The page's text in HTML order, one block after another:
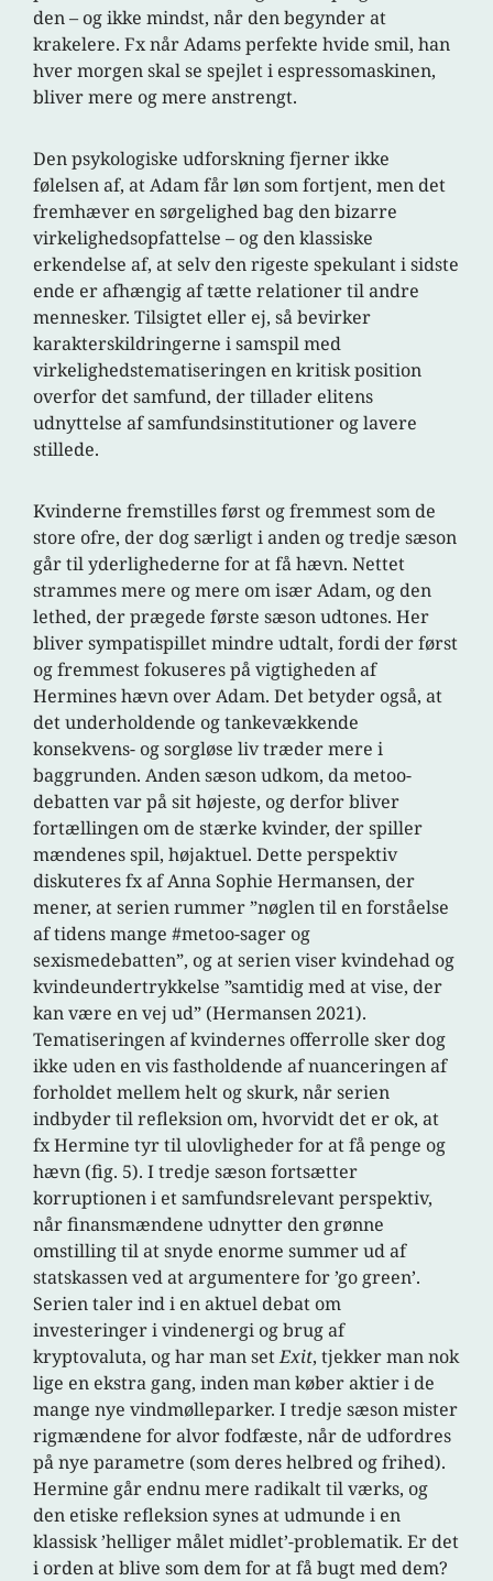
den – og ikke mindst, når den begynder at
krakelere. Fx når Adams perfekte hvide smil, han
hver morgen skal se spejlet i espressomaskinen,
bliver mere og mere anstrengt.
Den psykologiske udforskning fjerner ikke
følelsen af, at Adam får løn som fortjent, men det
fremhæver en sørgelighed bag den bizarre
virkelighedsopfattelse – og den klassiske
erkendelse af, at selv den rigeste spekulant i sidste
ende er afhængig af tætte relationer til andre
mennesker. Tilsigtet eller ej, så bevirker
karakterskildringerne i samspil med
virkelighedstematiseringen en kritisk position
overfor det samfund, der tillader elitens
udnyttelse af samfundsinstitutioner og lavere
stillede.
Kvinderne fremstilles først og fremmest som de
store ofre, der dog særligt i anden og tredje sæson
går til yderlighederne for at få hævn. Nettet
strammes mere og mere om især Adam, og den
lethed, der prægede første sæson udtones. Her
bliver sympatispillet mindre udtalt, fordi der først
og fremmest fokuseres på vigtigheden af
Hermines hævn over Adam. Det betyder også, at
det underholdende og tankevækkende
konsekvens- og sorgløse liv træder mere i
baggrunden. Anden sæson udkom, da metoo-
debatten var på sit højeste, og derfor bliver
fortællingen om de stærke kvinder, der spiller
mændenes spil, højaktuel. Dette perspektiv
diskuteres fx af Anna Sophie Hermansen, der
mener, at serien rummer ”nøglen til en forståelse
af tidens mange #metoo-sager og
sexismedebatten”, og at serien viser kvindehad og
kvindeundertrykkelse ”samtidig med at vise, der
kan være en vej ud” (Hermansen 2021).
Tematiseringen af kvindernes offerrolle sker dog
ikke uden en vis fastholdende af nuanceringen af
forholdet mellem helt og skurk, når serien
indbyder til refleksion om, hvorvidt det er ok, at
fx Hermine tyr til ulovligheder for at få penge og
hævn (fig. 5). I tredje sæson fortsætter
korruptionen i et samfundsrelevant perspektiv,
når finansmændene udnytter den grønne
omstilling til at snyde enorme summer ud af
statskassen ved at argumentere for ’go green’.
Serien taler ind i en aktuel debat om
investeringer i vindenergi og brug af
kryptovaluta, og har man setExit, tjekker man nok
lige en ekstra gang, inden man køber aktier i de
mange nye vindmølleparker. I tredje sæson mister
rigmændene for alvor fodfæste, når de udfordres
på nye parametre (som deres helbred og frihed).
Hermine går endnu mere radikalt til værks, og
den etiske refleksion synes at udmunde i en
klassisk ’helliger målet midlet’-problematik. Er det
i orden at blive som dem for at få bugt med dem?